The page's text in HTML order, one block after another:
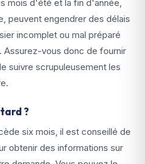
mois d'été et la fin d'année,
peuvent engendrer des délais
incomplet ou mal préparé
vous donc de fournir
suivre scrupuleusement les
?
six mois, il est conseillé de
obtenir des informations sur